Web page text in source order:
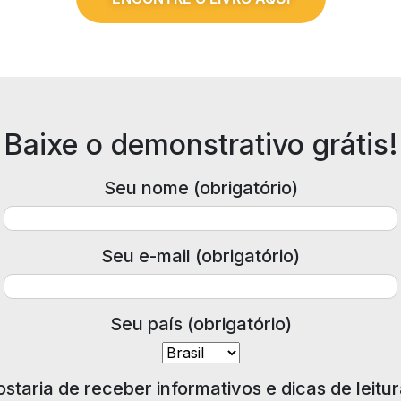
Baixe o demonstrativo grátis!
Seu nome (obrigatório)
Seu e-mail (obrigatório)
Seu país (obrigatório)
de receber informativos e dicas de